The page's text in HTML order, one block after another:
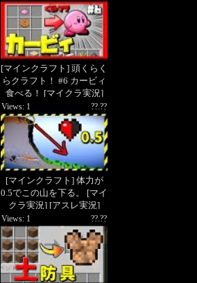
[マインクラフト] 頭くらく
らクラフト！ #6 カービィ
食べる！ [マイクラ実況]
[マインクラフト] 体力が
0.5でこの山を下る。 [マイ
クラ実況] [アスレ実況]
??.??
Views: 1
??.??
Views: 1